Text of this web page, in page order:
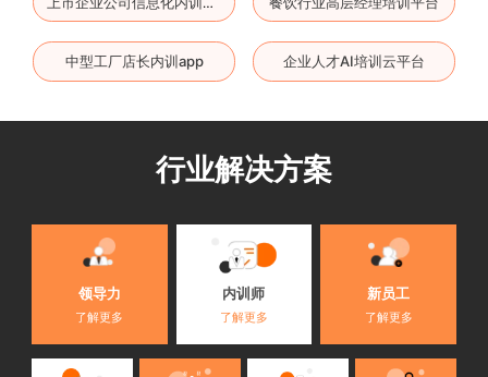
中型工厂店长内训app 企业人才AI培训云平台
行业解决方案
领导力
了解更多
内训师
了解更多
新员工
了解更多